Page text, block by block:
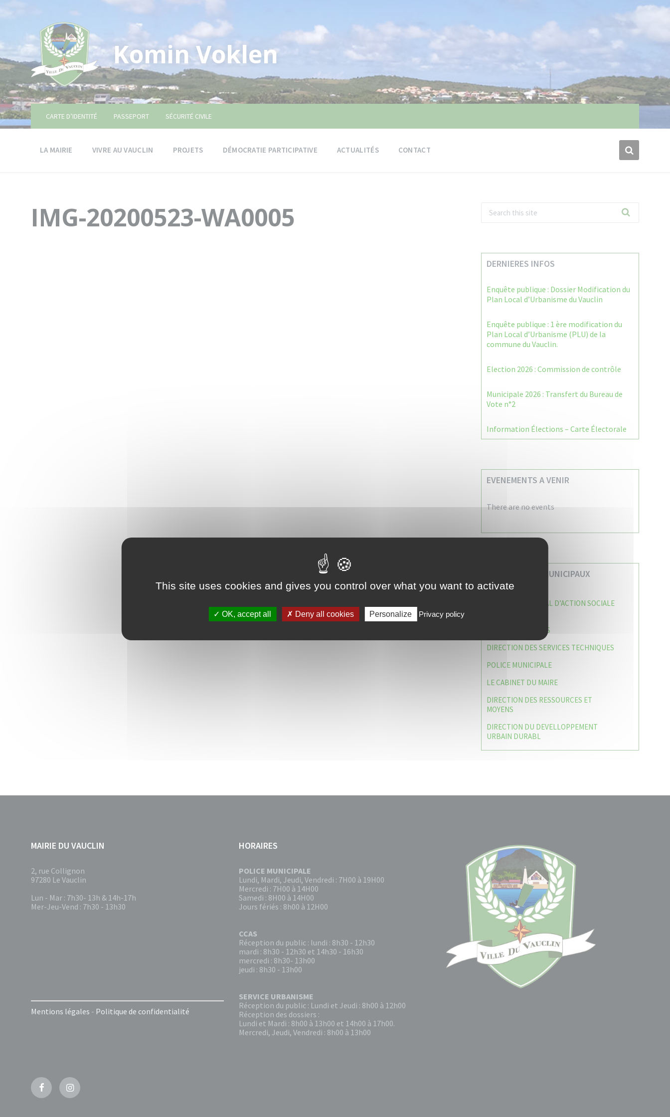
Komin Voklen
CARTE D’IDENTITÉ PASSEPORT SÉCURITÉ CIVILE
LA MAIRIE VIVRE AU VAUCLIN PROJETS DÉMOCRATIE PARTICIPATIVE ACTUALITÉS CONTACT
IMG-20200523-WA0005
DERNIERES INFOS
Enquête publique : Dossier Modification du
Plan Local d’Urbanisme du Vauclin
Enquête publique : 1 ère modification du
Plan Local d’Urbanisme (PLU) de la
commune du Vauclin.
Election 2026 : Commission de contrôle
Municipale 2026 : Transfert du Bureau de
Vote n°2
Information Élections – Carte Électorale
EVENEMENTS A VENIR
There are no events
VOS SERVICES MUNICIPAUX
CENTRE COMMUNAL D’ACTION SOCIALE
CAISSE DES ÉCOLES
DIRECTION DES SERVICES TECHNIQUES
POLICE MUNICIPALE
LE CABINET DU MAIRE
DIRECTION DES RESSOURCES ET
MOYENS
DIRECTION DU DEVELLOPPEMENT
URBAIN DURABL
MAIRIE DU VAUCLIN
2, rue Collignon
97280 Le Vauclin
Lun - Mar : 7h30- 13h & 14h-17h
Mer-Jeu-Vend : 7h30 - 13h30
Mentions légales - Politique de confidentialité
HORAIRES
POLICE MUNICIPALE
Lundi, Mardi, Jeudi, Vendredi : 7H00 à 19H00
Mercredi : 7H00 à 14H00
Samedi : 8H00 à 14H00
Jours fériés : 8h00 à 12H00
CCAS
Réception du public : lundi : 8h30 - 12h30
mardi : 8h30 - 12h30 et 14h30 - 16h30
mercredi : 8h30- 13h00
jeudi : 8h30 - 13h00
SERVICE URBANISME
Réception du public : Lundi et Jeudi : 8h00 à 12h00
Réception des dossiers :
Lundi et Mardi : 8h00 à 13h00 et 14h00 à 17h00.
Mercredi, Jeudi, Vendredi : 8h00 à 13h00
FacebookInstagram
This site uses cookies and gives you control over what you want to activate
OK, accept all Deny all cookies Personalize Privacy policy